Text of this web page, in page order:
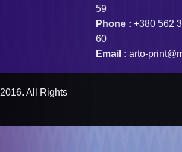
59
Phone : +380 562
60
Email : arto-
All Rights